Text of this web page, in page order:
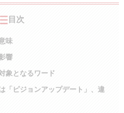
目次
味
響
象となるワード
「ピジョンアップデート」、違